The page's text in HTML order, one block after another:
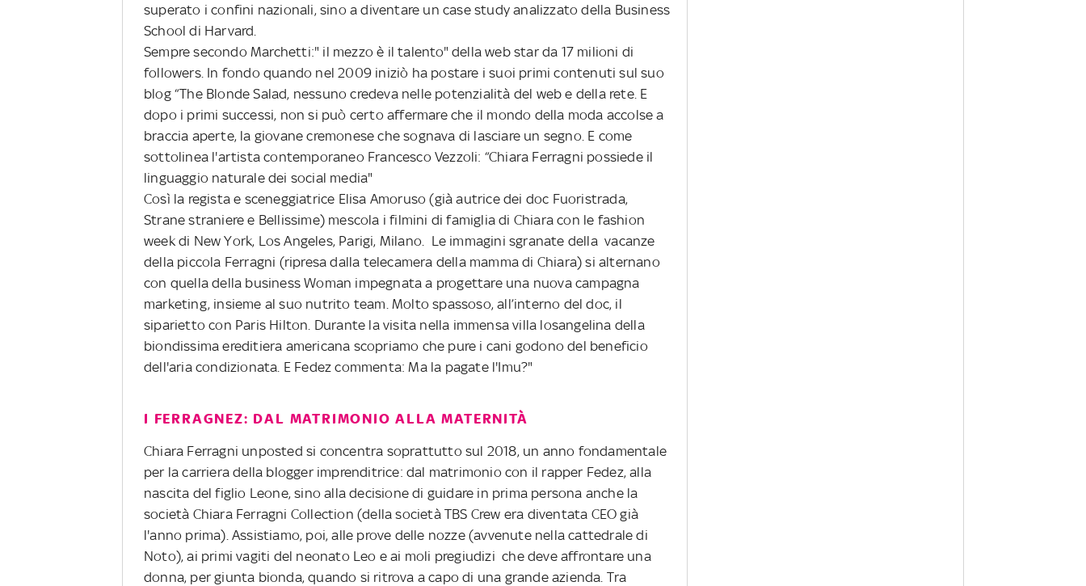
superato i confini nazionali, sino a diventare un case study analizzato della Business
School di Harvard.
Sempre secondo Marchetti:" il mezzo è il talento" della web star da 17 milioni di
followers. In fondo quando nel 2009 iniziò ha postare i suoi primi contenuti sul suo
blog “The Blonde Salad, nessuno credeva nelle potenzialità del web e della rete. E
dopo i primi successi, non si può certo affermare che il mondo della moda accolse a
braccia aperte, la giovane cremonese che sognava di lasciare un segno. E come
sottolinea l'artista contemporaneo Francesco Vezzoli: “Chiara Ferragni possiede il
linguaggio naturale dei social media"
Così la regista e sceneggiatrice Elisa Amoruso (già autrice dei doc Fuoristrada,
Strane straniere e Bellissime) mescola i filmini di famiglia di Chiara con le fashion
week di New York, Los Angeles, Parigi, Milano. Le immagini sgranate della vacanze
della piccola Ferragni (ripresa dalla telecamera della mamma di Chiara) si alternano
con quella della business Woman impegnata a progettare una nuova campagna
marketing, insieme al suo nutrito team. Molto spassoso, all’interno del doc, il
siparietto con Paris Hilton. Durante la visita nella immensa villa losangelina della
biondissima ereditiera americana scopriamo che pure i cani godono del beneficio
dell'aria condizionata. E Fedez commenta: Ma la pagate l'Imu?"
I FERRAGNEZ: DAL MATRIMONIO ALLA MATERNITÀ
Chiara Ferragni unposted si concentra soprattutto sul 2018, un anno fondamentale
per la carriera della blogger imprenditrice: dal matrimonio con il rapper Fedez, alla
nascita del figlio Leone, sino alla decisione di guidare in prima persona anche la
società Chiara Ferragni Collection (della società TBS Crew era diventata CEO già
l'anno prima). Assistiamo, poi, alle prove delle nozze (avvenute nella cattedrale di
Noto), ai primi vagiti del neonato Leo e ai moli pregiudizi che deve affrontare una
donna, per giunta bionda, quando si ritrova a capo di una grande azienda. Tra